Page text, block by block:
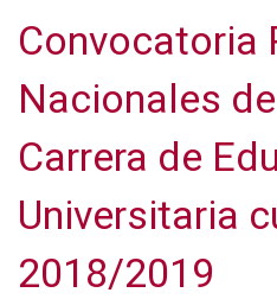
Convocatoria
Nacionales
Carrera de
Universitaria
2018/2019